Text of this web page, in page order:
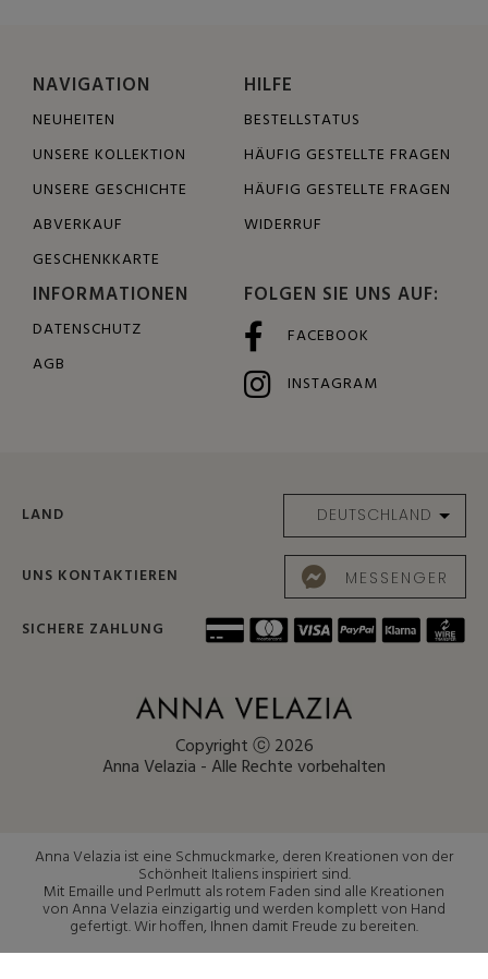
NAVIGATION
NEUHEITEN
UNSERE KOLLEKTION
UNSERE GESCHICHTE
ABVERKAUF
GESCHENKKARTE
HILFE
BESTELLSTATUS
HÄUFIG GESTELLTE FRAGEN
HÄUFIG GESTELLTE FRAGEN
WIDERRUF
INFORMATIONEN
DATENSCHUTZ
AGB
FOLGEN SIE UNS AUF:
FACEBOOK
INSTAGRAM
LAND
UNS KONTAKTIEREN MESSENGER
SICHERE ZAHLUNG
Copyright ⓒ 2026
Anna Velazia - Alle Rechte vorbehalten
Anna Velazia ist eine Schmuckmarke, deren Kreationen von der
Schönheit Italiens inspiriert sind.
Mit Emaille und Perlmutt als rotem Faden sind alle Kreationen
von Anna Velazia einzigartig und werden komplett von Hand
gefertigt. Wir hoffen, Ihnen damit Freude zu bereiten.